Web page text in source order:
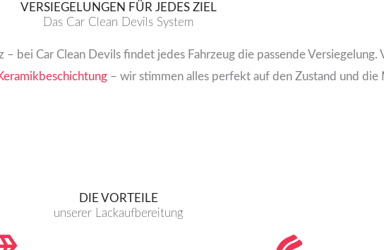
VERSIEGELUNGEN FÜR JEDES ZIEL
Das Car Clean Devils System
bei Car Clean Devils findet jedes Fahrzeug die passende Versiegelung.
– wir stimmen alles perfekt auf den Zustand und die
DIE VORTEILE
unserer Lackaufbereitung